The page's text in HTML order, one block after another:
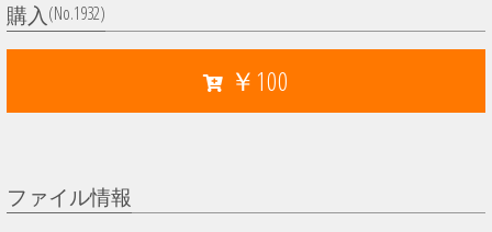
購入 (No.1932)
￥100
ファイル情報